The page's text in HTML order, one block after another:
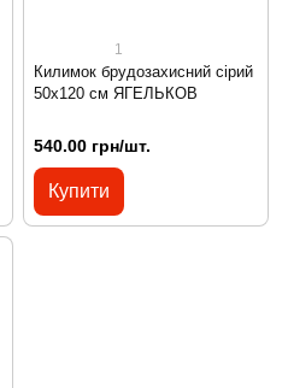
1
Килимок брудозахисний сірий
50х120 см ЯГЕЛЬКОВ
540.00 грн/шт.
Купити